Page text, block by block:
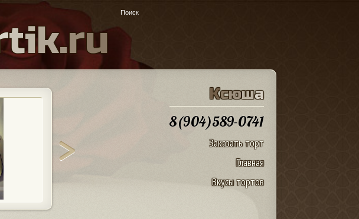
tik.ru
Ксюша
8(904)589-0741
Заказать торт
Главная
Вкусы тортов